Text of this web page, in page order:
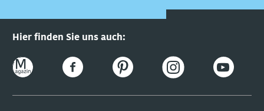
Hier finden Sie uns auch: